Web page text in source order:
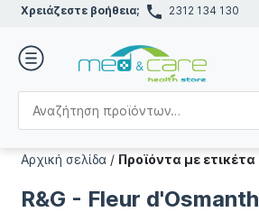
Χρειάζεστε βοήθεια; 2312 134 130
Αρχική σελίδα / Προϊόντα με
R&G - Fleur